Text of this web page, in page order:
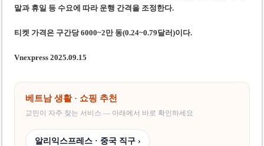
말과 휴일 등 수요에 따라 운행 간격을 조정한다.
티켓 가격은 구간당 6000~2만 동(0.24~0.79달러)이다.
Vnexpress 2025.09.15
베트남 생활 · 쇼핑 추천
교민이 자주 찾는 서비스 — 아래에서 바로 확인하세요
알리익스프레스 · 중국 직구 ›